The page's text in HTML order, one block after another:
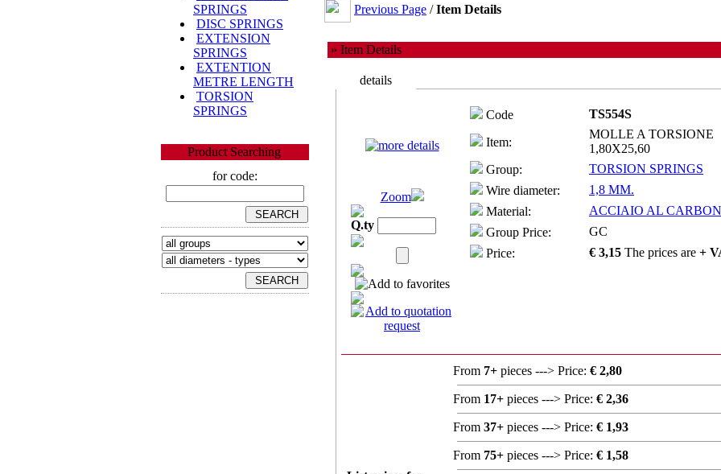
SPRINGS
DISC SPRINGS
EXTENSION
SPRINGS
EXTENTION
METRE LENGTH
TORSION
SPRINGS
Product Searching
for code:
Previous Page /Item Details
» Item Details
details
Code TS554S
Item:
MOLLE A TORSIONE
1,80X25,60
Group:
TORSION SPRINGS
Wire diameter:
1,8 MM.
Material:
ACCIAIO AL
Group Price:
GC
Price:
€ 3,15 The prices are +
Zoom
Q.ty
From 7+ pieces ---> Price: € 2,80
From 17+ pieces ---> Price: € 2,36
From 37+ pieces ---> Price: € 1,93
From 75+ pieces ---> Price: € 1,58